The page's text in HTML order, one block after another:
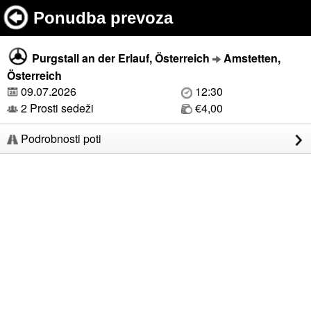
Ponudba prevoza
Purgstall an der Erlauf, Österreich
Amstetten,
Österreich
09.07.2026
12:30
2 Prosti sedeži
€4,00
Podrobnosti poti